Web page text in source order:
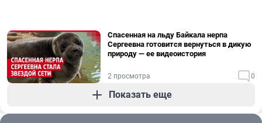
Спасенная на льду Байкала нерпа
Сергеевна готовится вернуться в дикую
природу — ее видеоистория
2 просмотра 0
Показать еще